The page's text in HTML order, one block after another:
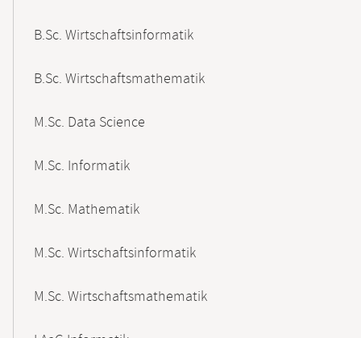
B.Sc. Wirtschaftsinformatik
B.Sc. Wirtschaftsmathematik
M.Sc. Data Science
M.Sc. Informatik
M.Sc. Mathematik
M.Sc. Wirtschaftsinformatik
M.Sc. Wirtschaftsmathematik